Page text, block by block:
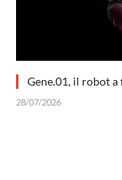
Gene.01, il robot
28/07/2026